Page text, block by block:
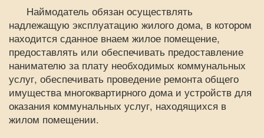
Наймодатель обязан осуществлять
надлежащую эксплуатацию жилого дома, в котором
находится сданное внаем жилое помещение,
предоставлять или обеспечивать предоставление
нанимателю за плату необходимых коммунальных
услуг, обеспечивать проведение ремонта общего
имущества многоквартирного дома и устройств для
оказания коммунальных услуг, находящихся в
жилом помещении.